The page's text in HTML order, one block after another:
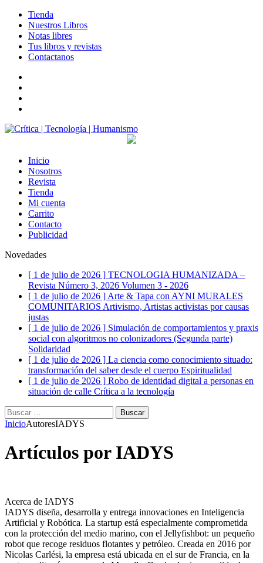
Tienda
Nuestros Libros
Notas libres
Tus libros y revistas
Contactanos
Inicio
Nosotros
Revista
Tienda
Mi cuenta
Carrito
Contacto
Publicidad
Novedades
[ 1 de julio de 2026 ] TECNOLOGIA HUMANIZADA –
Revista Número 3, 2026 Volumen 3 - 2026
[ 1 de julio de 2026 ] Arte & Tapa con AYNI MURALES
COMUNITARIOS Artivismo, Artistas activistas por causas
justas
[ 1 de julio de 2026 ] Simulación de comportamientos y praxis
social con algoritmos no colonizadores (Segunda parte)
Solidaridad
[ 1 de julio de 2026 ] La ciencia como conocimiento situado:
transformación del saber desde el cuerpo Espiritualidad
[ 1 de julio de 2026 ] Robo de identidad digital a personas en
situación de calle Crítica a la tecnología
Buscar:
InicioAutoresIADYS
Artículos por IADYS
Acerca de IADYS
IADYS diseña, desarrolla y entrega innovaciones en Inteligencia
Artificial y Robótica. La startup está especialmente comprometida
con la protección del medio marino, con el Jellyfishbot: un pequeño
robot que recoge residuos flotantes y petróleo. Creada en 2016 por
Nicolas Carlési, la empresa está ubicada en el sur de Francia, en la